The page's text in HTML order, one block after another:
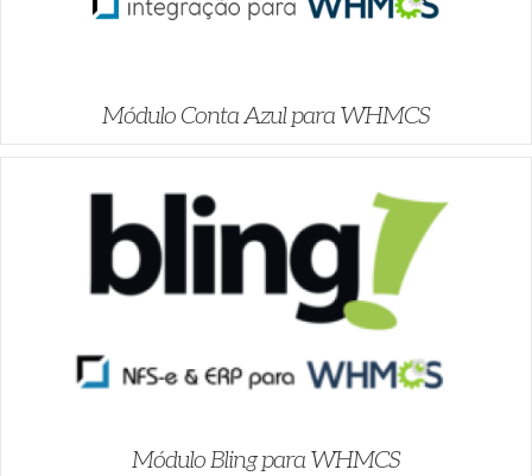
Módulo Conta Azul para WHMCS
Módulo Bling para WHMCS